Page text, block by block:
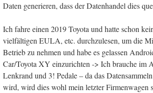
Daten generieren, dass der Datenhandel dies
Ich fahre einen 2019 Toyota und hatte schon
vielfältigen EULA, etc. durchzulesen, um die
Betrieb zu nehmen und habe es gelassen
Car/Toyota XY einzurichten -> Ich brauche im
Lenkrand und 3! Pedale – da das
wird, wird dies wohl mein letzter Firmenwagen